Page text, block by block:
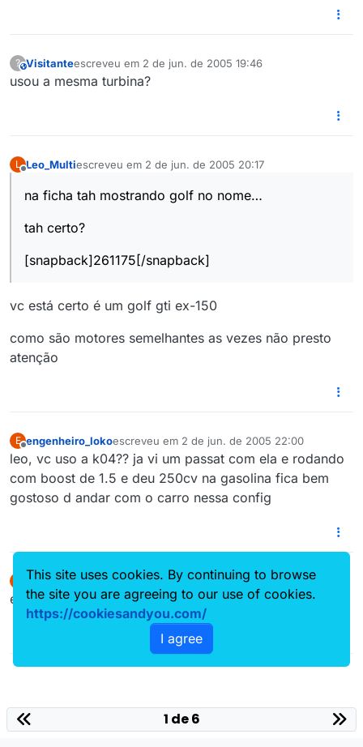
?This user is from outside of this forum
Visitanteescreveu em 2 de jun. de 2005 19:46
última edição por
usou a mesma turbina?
L Leo_Multiescreveu em 2 de jun. de 2005 20:17
última edição por
na ficha tah mostrando golf no nome…
tah certo?
[snapback]261175[/snapback]
vc está certo é um golf gti ex-150
como são motores semelhantes as vezes não presto
atenção
E engenheiro_lokoescreveu em 2 de jun. de 2005 22:00
última edição por
leo, vc uso a k04?? ja vi um passat com ela e rodando
com boost de 1.5 e deu 250cv na gasolina fica bem
gostoso d andar com o carro nessa config
Offline
Leo_Multi escreveu em3 de jun. de 2005 15:40
última edição por
este aí está com um k04 bolt on
1 de 6
This site uses cookies. By continuing to browse
the site you are agreeing to our use of cookies.
https://cookiesandyou.com/
I agree